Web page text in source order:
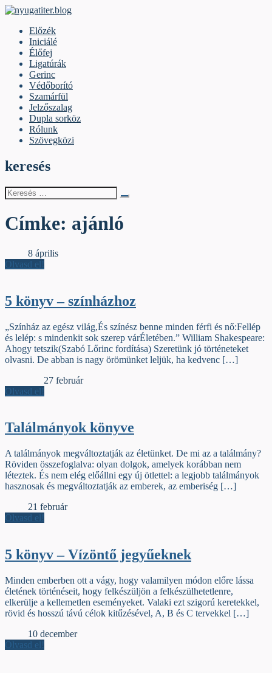
Skip
contentElőzék
Iniciálé
Élőfej
Ligatúrák
Gerinc
Védőborító
Szamárfül
Jelzőszalag
Dupla sorköz
Rólunk
Szövegközi
keresés
Keresés
erre:
Címke: ajánló
8 április
Olvasd el!
5 könyv – színházhoz
„Színház az egész világ,És színész benne minden férfi és nő:Fellép
és lelép: s mindenkit sok szerep várÉletében.” William Shakespeare:
Ahogy tetszik(Szabó Lőrinc fordítása) Szeretünk jó történeteket
olvasni. De abban is nagy örömünket leljük, ha kedvenc […]
27 február
Olvasd el!
Találmányok könyve
A találmányok megváltoztatják az életünket. De mi az a találmány?
Röviden összefoglalva: olyan dolgok, amelyek korábban nem
léteztek. És nem elég előállni egy új ötlettel: a legjobb találmányok
hasznosak és megváltoztatják az emberek, az emberiség […]
21 február
Olvasd el!
5 könyv – Vízöntő jegyűeknek
Minden emberben ott a vágy, hogy valamilyen módon előre lássa
életének történéseit, hogy felkészüljön a felkészülhetetlenre,
elkerülje a kellemetlen eseményeket. Valaki ezt szigorú keretekkel,
rövid és hosszú távú célok kitűzésével, A, B és C tervekkel […]
10 december
Olvasd el!